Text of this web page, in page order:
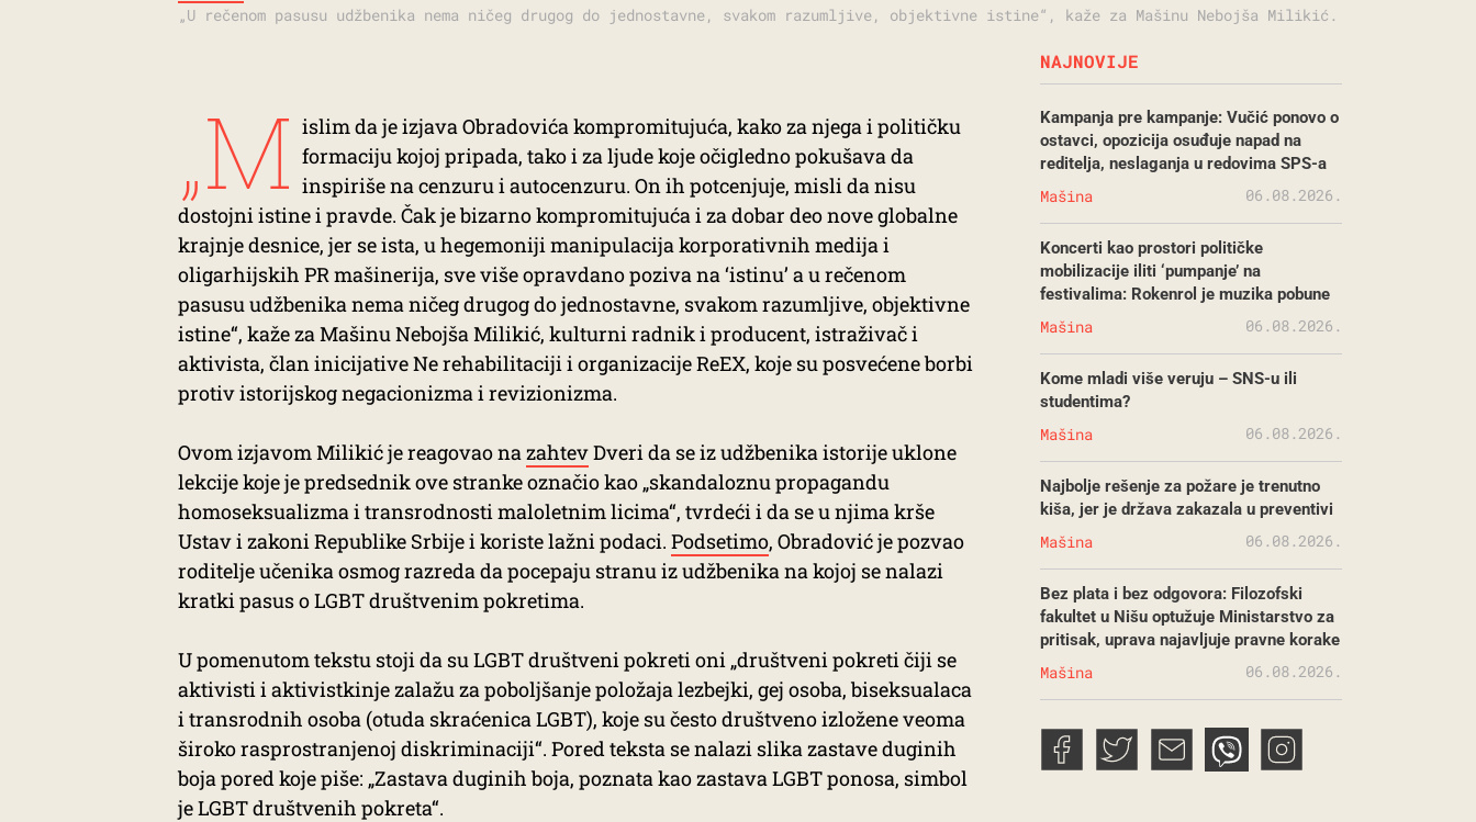
„U rečenom pasusu udžbenika nema ničeg drugog do jednostavne, svakom razumljive, objektivne istine“, kaže za Mašinu Nebojša Milikić.
„M islim da je izjava Obradovića kompromitujuća, kako za njega i političku
formaciju kojoj pripada, tako i za ljude koje očigledno pokušava da
inspiriše na cenzuru i autocenzuru. On ih potcenjuje, misli da nisu
dostojni istine i pravde. Čak je bizarno kompromitujuća i za dobar deo nove globalne
krajnje desnice, jer se ista, u hegemoniji manipulacija korporativnih medija i
oligarhijskih PR mašinerija, sve više opravdano poziva na ‘istinu’ a u rečenom
pasusu udžbenika nema ničeg drugog do jednostavne, svakom razumljive, objektivne
istine“, kaže za Mašinu Nebojša Milikić, kulturni radnik i producent, istraživač i
aktivista, član inicijative Ne rehabilitaciji i organizacije ReEX, koje su posvećene borbi
protiv istorijskog negacionizma i revizionizma.
Ovom izjavom Milikić je reagovao nazahtevDveri da se iz udžbenika istorije uklone
lekcije koje je predsednik ove stranke označio kao „skandaloznu propagandu
homoseksualizma i transrodnosti maloletnim licima“, tvrdeći i da se u njima krše
Ustav i zakoni Republike Srbije i koriste lažni podaci. Podsetimo, Obradović je pozvao
roditelje učenika osmog razreda da pocepaju stranu iz udžbenika na kojoj se nalazi
kratki pasus o LGBT društvenim pokretima.
U pomenutom tekstu stoji da su LGBT društveni pokreti oni „društveni pokreti čiji se
aktivisti i aktivistkinje zalažu za poboljšanje položaja lezbejki, gej osoba, biseksualaca
i transrodnih osoba (otuda skraćenica LGBT), koje su često društveno izložene veoma
široko rasprostranjenoj diskriminaciji“. Pored teksta se nalazi slika zastave duginih
boja pored koje piše: „Zastava duginih boja, poznata kao zastava LGBT ponosa, simbol
je LGBT društvenih pokreta“.
NAJNOVIJE
Kampanja pre kampanje: Vučić ponovo o
ostavci, opozicija osuđuje napad na
reditelja, neslaganja u redovima SPS-a
Mašina 06.08.2026.
Koncerti kao prostori političke
mobilizacije iliti ‘pumpanje’ na
festivalima: Rokenrol je muzika pobune
Mašina 06.08.2026.
Kome mladi više veruju – SNS-u ili
studentima?
Mašina 06.08.2026.
Najbolje rešenje za požare je trenutno
kiša, jer je država zakazala u preventivi
Mašina 06.08.2026.
Bez plata i bez odgovora: Filozofski
fakultet u Nišu optužuje Ministarstvo za
pritisak, uprava najavljuje pravne korake
Mašina 06.08.2026.